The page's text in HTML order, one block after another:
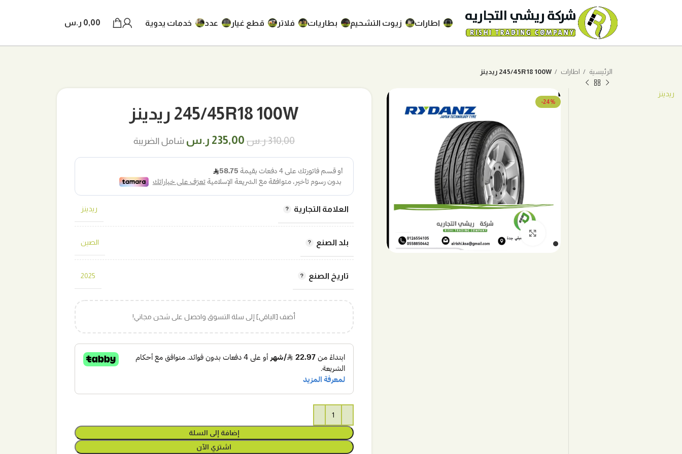
اطارات زيوت التشحيم بطاريات فلاتر قطع غيار عدد خدمات يدوية 0,00 ر.س
الرئيسية اطارات 245/45R18 100W ريدينز
-24%
اضغط للتكبير
245/45R18 100W ريدينز
310,00ر.س السعر
هو:
310,00 ر.س.
235,00 ر.س السعر
235,00 ر.س.
شامل الضريبة
العلامة التجارية ريدينز
بلد الصنع الصين
تاريخ الصنع 2025
أضف [الباقي] إلى سلة التسوق واحصل على شحن مجاني!
إضافة إلى السلة
اشتري الآن
ريدينز